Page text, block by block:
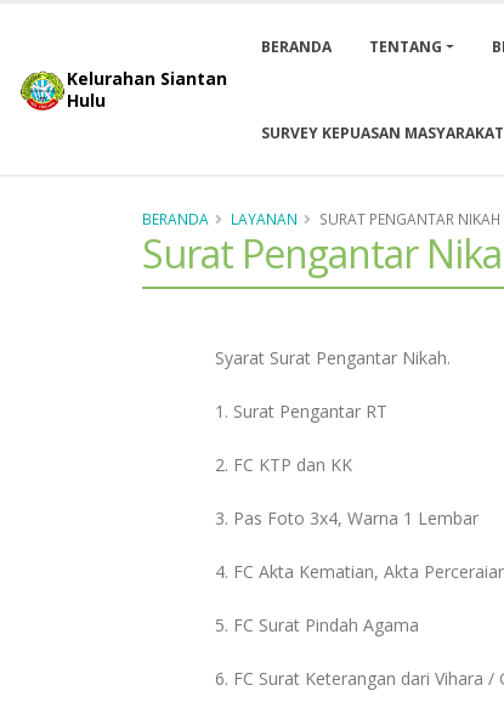
Kelurahan Siantan
Hulu
BERANDA TENTANG
SURVEY KEPUASAN MASYARAKAT
BERANDA LAYANAN SURAT PENGANTAR NIKAH
Surat Pengantar
Syarat Surat Pengantar Nikah.
1. Surat Pengantar RT
2. FC KTP dan KK
3. Pas Foto 3x4, Warna 1 Lembar
4. FC Akta Kematian, Akta
5. FC Surat Pindah Agama
6. FC Surat Keterangan dari Vihara